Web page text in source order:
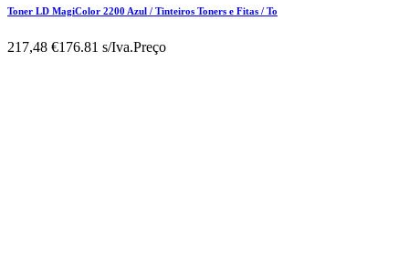
Toner LD MagiColor 2200 Azul / Tinteiros Toners e Fitas / To
217,48 €176.81 s/Iva.Preço